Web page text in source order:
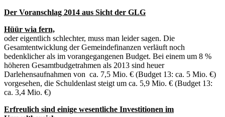
Der Voranschlag 2014 aus Sicht der GLG
Hüür wia fern,
oder eigentlich schlechter, muss man leider sagen. Die
Gesamtentwicklung der Gemeindefinanzen verläuft noch
bedenklicher als im vorangegangenen Budget. Bei einem um 8 %
höheren Gesamtbudgetrahmen als 2013 sind heuer
Darlehensaufnahmen von ca. 7,5 Mio. € (Budget 13: ca. 5 Mio. €)
vorgesehen, die Schuldenlast steigt um ca. 5,9 Mio. € (Budget 13:
ca. 3,4 Mio. €)
Erfreulich sind einige wesentliche Investitionen im